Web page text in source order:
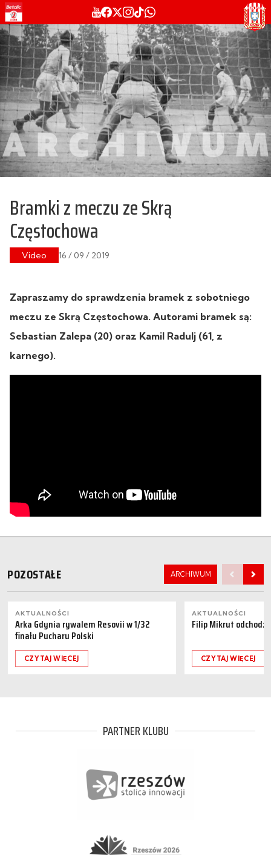
Bramki z meczu ze Skrą
Częstochowa
Video 16 / 09 / 2019
Zapraszamy do sprawdzenia bramek z sobotniego
meczu ze Skrą Częstochowa. Autorami bramek są:
Sebastian Zalepa (20) oraz Kamil Radulj (61, z
karnego).
POZOSTAŁE ARCHIWUM
AKTUALNOŚCI
Arka Gdynia rywalem Resovii w 1/32
finału Pucharu Polski
CZYTAJ WIĘCEJ
AKTUALNOŚCI
Filip Mikrut
CZYTAJ WIĘCEJ
PARTNER KLUBU